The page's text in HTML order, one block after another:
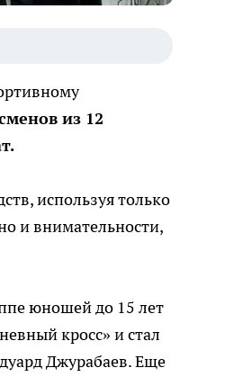
из 12
используя только
и внимательности,
юношей до 15 лет
кросс» и стал
Джурабаев. Еще